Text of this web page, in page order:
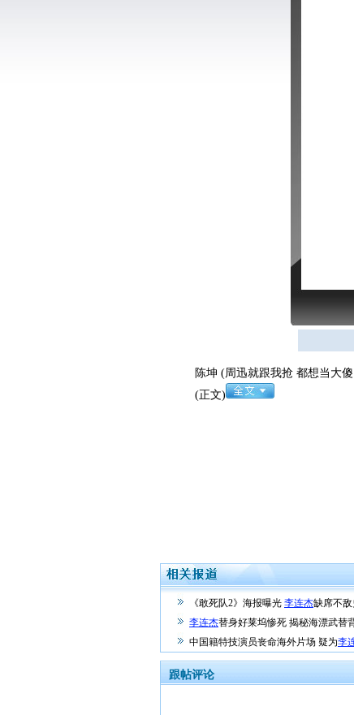
陈坤 (周迅就跟我抢 都想当大傻
(正文)
《敢死队2》海报曝光 李连杰缺席不
李连杰替身好莱坞惨死 揭秘海漂武替
中国籍特技演员丧命海外片场 疑为李
跟帖评论